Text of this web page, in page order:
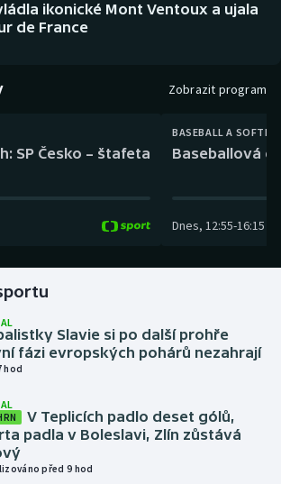
ikonické Mont Ventoux a ujala
de France
Zobrazit program
SP Česko – štafeta
BASEBALL A
Baseballová
Dnes, 12:55-16:15
Slavie si po další prohře
fázi evropských pohárů nezahrají
hod
V Teplicích padlo deset gólů,
padla v Boleslavi, Zlín zůstává
před 9 hod